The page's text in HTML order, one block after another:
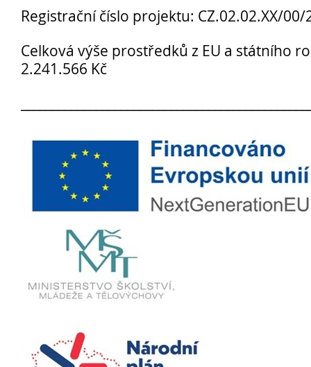
Učební plány a ŠVP
Registrační číslo projektu: CZ.02.02.XX/
Celková výše prostředků z EU a státního
2.241.566 Kč